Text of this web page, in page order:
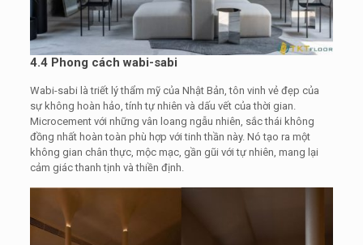
4.4 Phong cách wabi-sabi
Wabi-sabi là triết lý thẩm mỹ của Nhật Bản, tôn vinh vẻ đẹp của
sự không hoàn hảo, tính tự nhiên và dấu vết của thời gian.
Microcement với những vân loang ngẫu nhiên, sắc thái không
đồng nhất hoàn toàn phù hợp với tinh thần này. Nó tạo ra một
không gian chân thực, mộc mạc, gần gũi với tự nhiên, mang lại
cảm giác thanh tịnh và thiền định.